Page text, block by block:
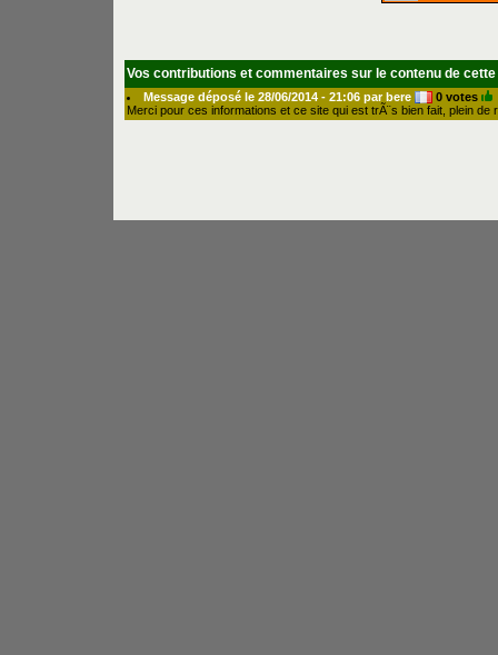
Vos contributions et commentaires sur le contenu de cette
Message déposé le 28/06/2014 - 21:06 par bere
0 votes
Merci pour ces informations et ce site qui est trÃ¨s bien fait, plein